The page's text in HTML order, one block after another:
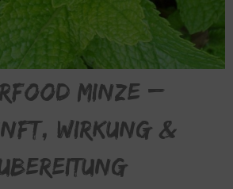
MINZE –
Wirkung &